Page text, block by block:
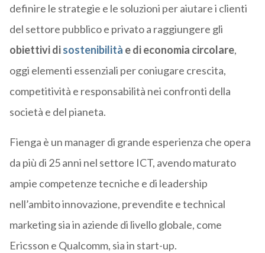
definire le strategie e le soluzioni per aiutare i clienti
del settore pubblico e privato a raggiungere gli
obiettivi disostenibilità e di economia circolare,
oggi elementi essenziali per coniugare crescita,
competitività e responsabilità nei confronti della
società e del pianeta.
Fienga è un manager di grande esperienza che opera
da più di 25 anni nel settore ICT, avendo maturato
ampie competenze tecniche e di leadership
nell’ambito innovazione, prevendite e technical
marketing sia in aziende di livello globale, come
Ericsson e Qualcomm, sia in start-up.